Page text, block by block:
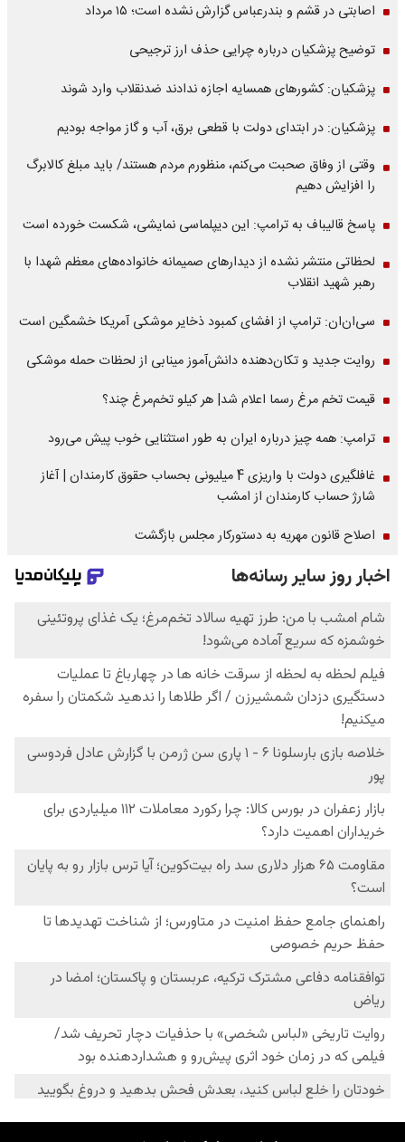
اصابتی در قشم و بندرعباس گزارش نشده است؛ ۱۵ مرداد
توضیح پزشکیان درباره چرایی حذف ارز ترجیحی
پزشکیان: کشورهای همسایه اجازه ندادند ضدنقلاب وارد شوند
پزشکیان: در ابتدای دولت با قطعی برق، آب و گاز مواجه بودیم
وقتی از وفاق صحبت می‌کنم، منظورم مردم هستند/ باید مبلغ کالابرگ
را افزایش دهیم
پاسخ قالیباف به ترامپ: این دیپلماسی نمایشی، شکست خورده است
لحظاتی منتشر نشده از دیدارهای صمیمانه خانواده‌های معظم شهدا با
رهبر شهید انقلاب
سی‌ان‌ان: ترامپ از افشای کمبود ذخایر موشکی آمریکا خشمگین است
روایت جدید و تکان‌دهنده دانش‌آموز مینابی از لحظات حمله موشکی
قیمت تخم مرغ رسما اعلام شد| هر کیلو تخم‌مرغ چند؟
ترامپ: همه چیز درباره ایران به طور استثنایی خوب پیش می‌رود
غافلگیری دولت با واریزی 4 میلیونی بحساب حقوق کارمندان | آغاز
شارژ حساب کارمندان از امشب
اصلاح قانون مهریه به دستورکار مجلس بازگشت